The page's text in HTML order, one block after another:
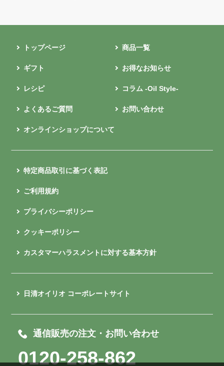
トップページ 商品一覧
ギフト お得なお知らせ
レシピ コラム -Oil Style-
よくあるご質問 お問い合わせ
オンラインショップについて
特定商品取引に基づく表記
ご利用規約
プライバシーポリシー
クッキーポリシー
カスタマーハラスメントに対する基本方針
日清オイリオ コーポレートサイト
通信販売の注文・お問い合わせ
0120-258-862